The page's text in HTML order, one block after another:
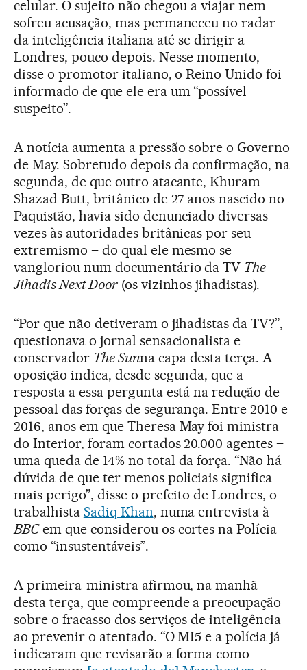
celular. O sujeito não chegou a viajar nem
sofreu acusação, mas permaneceu no radar
da inteligência italiana até se dirigir a
Londres, pouco depois. Nesse momento,
disse o promotor italiano, o Reino Unido foi
informado de que ele era um “possível
suspeito”.
A notícia aumenta a pressão sobre o Governo
de May. Sobretudo depois da confirmação, na
segunda, de que outro atacante, Khuram
Shazad Butt, britânico de 27 anos nascido no
Paquistão, havia sido denunciado diversas
vezes às autoridades britânicas por seu
extremismo – do qual ele mesmo se
vangloriou num documentário da TV The
Jihadis Next Door(os vizinhos jihadistas).
“Por que não detiveram o jihadistas da TV?”,
questionava o jornal sensacionalista e
conservador The Sunna capa desta terça. A
oposição indica, desde segunda, que a
resposta a essa pergunta está na redução de
pessoal das forças de segurança. Entre 2010 e
2016, anos em que Theresa May foi ministra
do Interior, foram cortados 20.000 agentes –
uma queda de 14% no total da força. “Não há
dúvida de que ter menos policiais significa
mais perigo”, disse o prefeito de Londres, o
trabalhista Sadiq Khan, numa entrevista à
BBCem que considerou os cortes na Polícia
como “insustentáveis”.
A primeira-ministra afirmou, na manhã
desta terça, que compreende a preocupação
sobre o fracasso dos serviços de inteligência
ao prevenir o atentado. “O MI5 e a polícia já
indicaram que revisarão a forma como